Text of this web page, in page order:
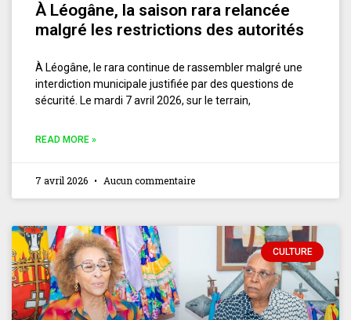
À Léogâne, la saison rara relancée
malgré les restrictions des autorités
À Léogâne, le rara continue de rassembler malgré une
interdiction municipale justifiée par des questions de
sécurité. Le mardi 7 avril 2026, sur le terrain,
READ MORE »
7 avril 2026 Aucun commentaire
CULTURE